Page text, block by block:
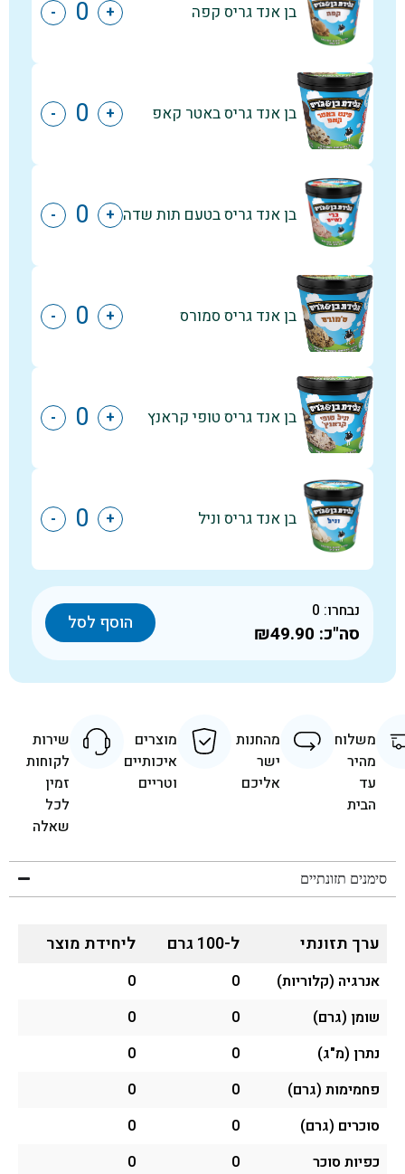
בן אנד גריס קפה +
-
בן אנד גריס באטר קאפ +
-
בן אנד גריס בטעם תות שדה +
-
בן אנד גריס סמורס +
-
בן אנד גריס טופי קראנץ +
-
בן אנד גריס וניל +
-
נבחרו: 0
סה"כ: ₪49.90 הוסף לסל
משלוח
מהיר
עד
הבית
מהחנות
ישר
אליכם
מוצרים
איכותיים
וטריים
שירות
לקוחות
זמין
לכל
שאלה
סימנים תזונתיים
ערך תזונתי ל-100 גרם ליחידת מוצר
אנרגיה (קלוריות) 0
0
שומן (גרם)
0
0
נתרן (מ"ג)
0
0
פחמימות (גרם)
0
0
סוכרים (גרם)
0
0
כפיות סוכר
0
0